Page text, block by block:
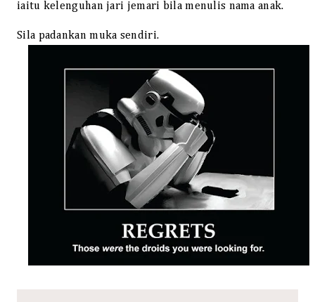
iaitu kelenguhan jari jemari bila menulis nama anak.
Sila padankan muka sendiri.